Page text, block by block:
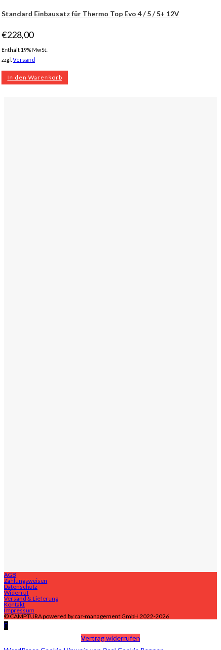
Standard Einbausatz für Thermo Top Evo 4 / 5 / 5+ 12V
€228,00
Enthält 19% MwSt.
zzgl. Versand
In den Warenkorb
AGB
Zahlungsweisen
Datenschutz
Widerruf
Versand & Lieferung
Kontakt
Impressum
© CAMPTURA powered by car-management GmbH 2022-2026
Vertrag widerrufen